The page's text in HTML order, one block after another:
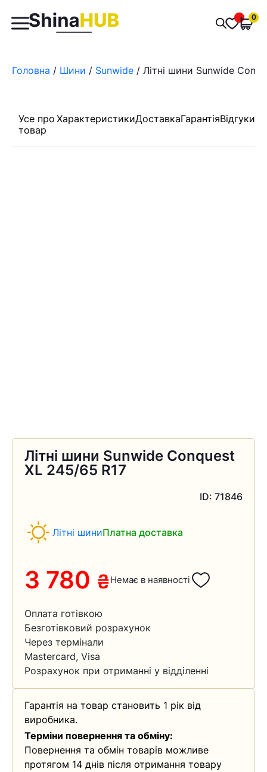
Пошук
товарів
0
Головна / Шини / Sunwide / Літні шини Sunwide
Усе про
товар
ХарактеристикиДоставкаГарантіяВідгуки
Літні шини Sunwide Conquest
XL 245/65 R17
ID: 71846
Літні шиниПлатна доставка
3 780 ₴Немає в наявності
Оплата готівкою
Безготівковий розрахунок
Через термінали
Mastercard, Visa
Розрахунок при отриманні у відділенні
Гарантія на товар становить 1 рік від
виробника.
Терміни повернення та обміну:
Повернення та обмін товарів можливе
протягом 14 днів після отримання товару